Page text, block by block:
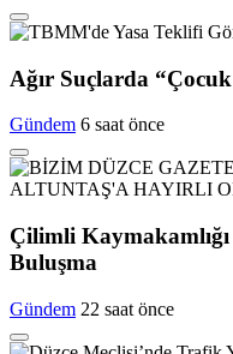
Ağır Suçlarda
Gündem 6 saat önce
Çilimli
Buluşma
Gündem 22 saat önce